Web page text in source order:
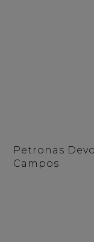
Petronas
Campos